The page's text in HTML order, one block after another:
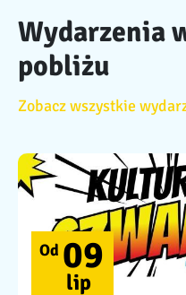
Wydarzenia
pobliżu
Zobacz wszystkie
Od 09
lip